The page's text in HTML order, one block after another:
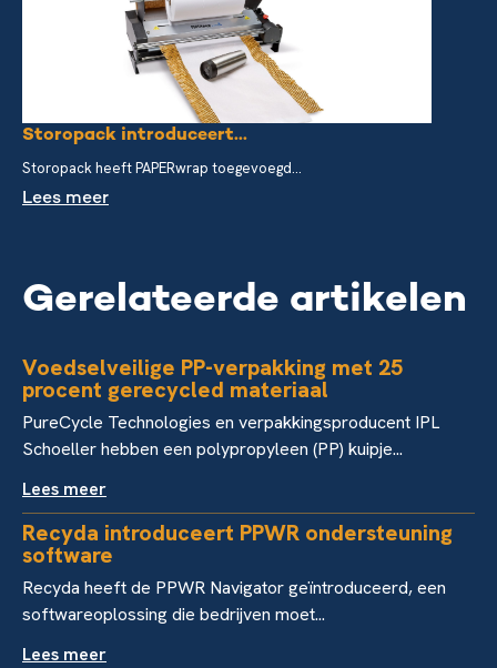
Storopack introduceert...
Storopack heeft PAPERwrap toegevoegd...
Lees meer
Gerelateerde artikelen
Voedselveilige PP-verpakking met 25
procent gerecycled materiaal
PureCycle Technologies en verpakkingsproducent IPL
Schoeller hebben een polypropyleen (PP) kuipje...
Lees meer
Recyda introduceert PPWR ondersteuning
software
Recyda heeft de PPWR Navigator geïntroduceerd, een
softwareoplossing die bedrijven moet...
Lees meer